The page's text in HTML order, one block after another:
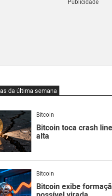
da última semana
Bitcoin
Bitcoin toca crash
alta
Bitcoin
Bitcoin exibe